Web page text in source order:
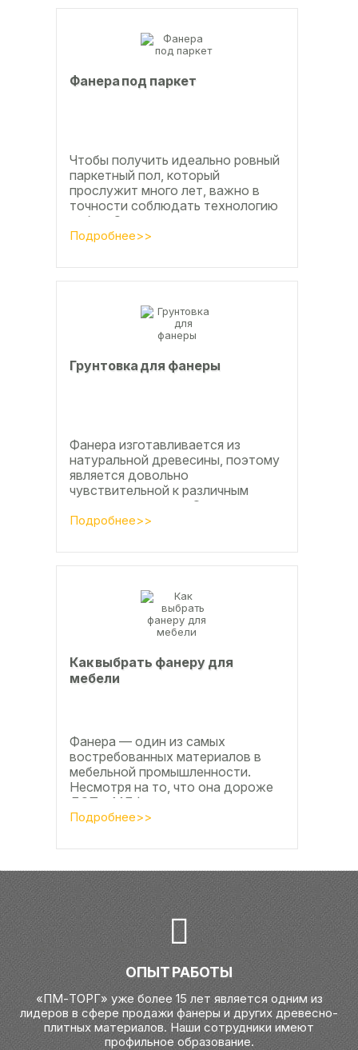
Фанера под паркет
Чтобы получить идеально ровный
паркетный пол, который
прослужит много лет, важно в
точности соблюдать технологию
работ. Сегодня одним из самых
простых и эффективных методов
Подробнее>>
Грунтовка для фанеры
Фанера изготавливается из
натуральной древесины, поэтому
является довольно
чувствительной к различным
внешним влияниям. Это
проявляется, например, в
Подробнее>>
Как выбрать фанеру для
мебели
Фанера — один из самых
востребованных материалов в
мебельной промышленности.
Несмотря на то, что она дороже
ДСП и МДФ , ее очень часто
используют для изготовления...
Подробнее>>
ОПЫТ РАБОТЫ
«ПМ-ТОРГ» уже более 15 лет является одним из
лидеров в сфере продажи фанеры и других древесно-
плитных материалов. Наши сотрудники имеют
профильное образование.